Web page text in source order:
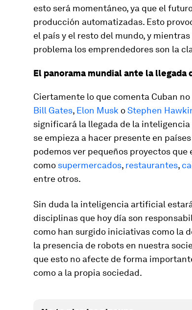
esto será momentáneo, ya que el
producción automatizadas. Esto
el país y el resto del mundo, y
problema los emprendedores son la
El panorama mundial ante la llegada
Ciertamente lo que comenta Cuban
Bill Gates, Elon Musk oStephen
significará la llegada de la
se empieza a hacer presente en
podemos ver pequeños proyectos
como supermercados, restaurantes,
entre otros.
Sin duda la inteligencia artificial
disciplinas que hoy día son
como han surgido iniciativas como la
la presencia de robots en nuestra
que esto no afecte de forma
como a la propia sociedad.